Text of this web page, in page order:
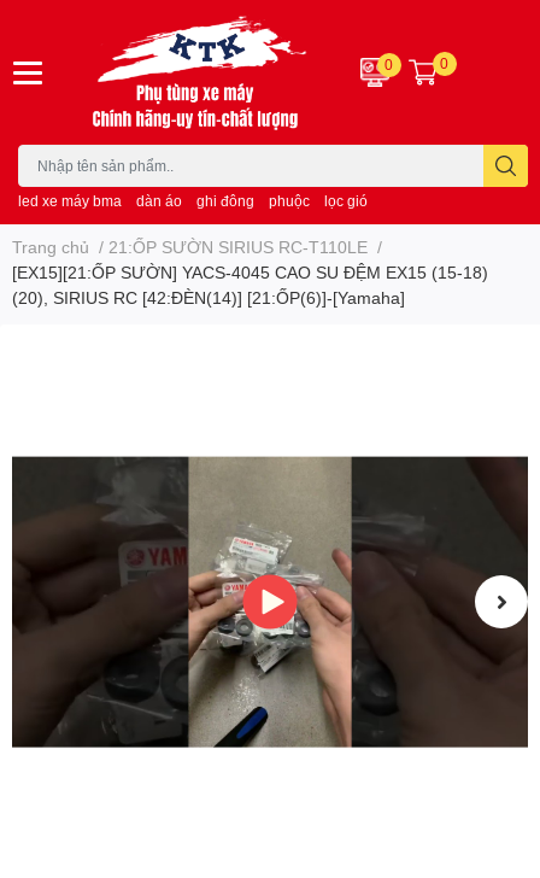
led xe máy bma dàn áo ghi đông phuộc lọc gió
0 0
Trang chủ / 21:ỐP SƯỜN SIRIUS RC-T110LE /
[EX15][21:ỐP SƯỜN] YACS-4045 CAO SU ĐỆM EX15 (15-18)
(20), SIRIUS RC [42:ĐÈN(14)] [21:ỐP(6)]-[Yamaha]